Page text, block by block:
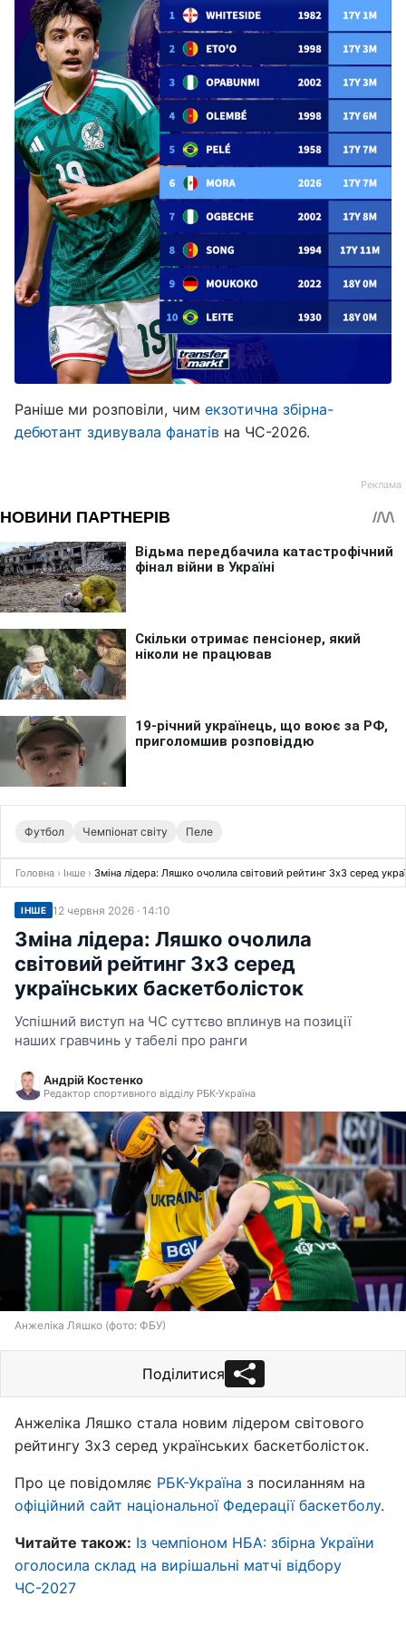
Раніше ми розповіли, чим екзотична збірна-
дебютант здивувала фанатів на ЧС-2026.
Футбол Чемпіонат світу Пеле
Головна › Інше › Зміна лідера: Ляшко очолила світовий рейтинг 3х3 серед
ІНШЕ 12 червня 2026 · 14:10
Зміна лідера: Ляшко очолила
світовий рейтинг 3х3 серед
українських баскетболісток
Успішний виступ на ЧС суттєво вплинув на позиції
наших гравчинь у табелі про ранги
Андрій Костенко
Редактор спортивного відділу РБК-Україна
Анжеліка Ляшко (фото: ФБУ)
Поділитися
Анжеліка Ляшко стала новим лідером світового
рейтингу 3х3 серед українських баскетболісток.
Про це повідомляє РБК-Україна з посиланням на
офіційний сайт національної Федерації баскетболу.
Читайте також: Із чемпіоном НБА: збірна України
оголосила склад на вирішальні матчі відбору
ЧС-2027